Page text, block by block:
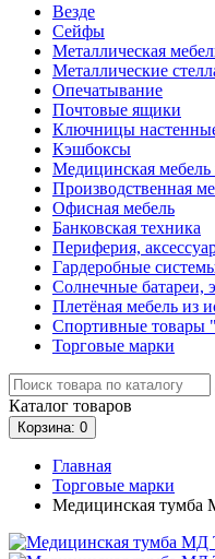
Везде
Сейфы
Металлическая
Металлические
Опечатывание
Почтовые ящики
Ключницы
Кэшбоксы
Медицинская мебель
Производственная
Офисная мебель
Банковская техника
Периферия,
Гардеробные
Солнечные батареи,
Плетёная мебель из
Спортивные товары
Торговые марки
Каталог товаров
Корзина: 0
Главная
Торговые марки
Медицинская